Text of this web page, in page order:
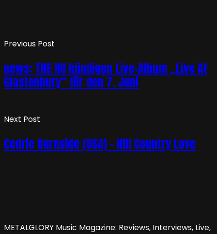
Previous Post
news: THE HU kündigen Live-Album „Live At
Glastonbury“ für den 7. Juni
Next Post
Cedric Burnside (USA) – Hill Country Love
METALGLORY Music Magazine: Reviews, Interviews, Live,